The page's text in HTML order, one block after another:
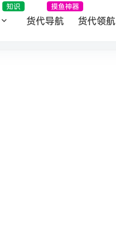
知识
货代导航
摸鱼神器
货代领航